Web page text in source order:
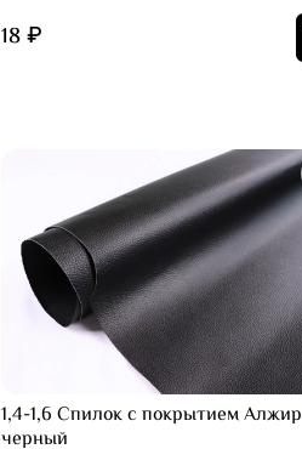
18 ₽
1,4-1,6 Спилок с покрытием Алжир
черный